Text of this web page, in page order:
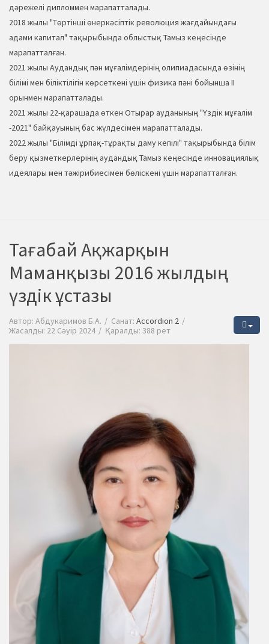
дәрежелі дипломмен марапатталады.
2018 жылы "Төртінші өнеркәсіптік революция жағдайындағы
адами капитал" тақырыбында облыстық Тамыз кеңесінде
марапатталған.
2021 жылы Аудандық пән мұғалімдерінің олипиадасында өзінің
білімі мен біліктілігін көрсеткені үшін физика пәні бойынша ІІ
орынмен марапатталады.
2021 жылы 22-қарашада өткен Отырар ауданының "Үздік мұғалім
-2021" байқауының бас жүлдесімен марапатталады.
2022 жылы "Білімді ұрпақ-тұрақты даму кепілі" тақырыбында білім
беру қызметкерлерінің аудандық Тамыз кеңесінде инновациялық
идеялары мен тәжірибиесімен бөліскені үшін марапатталған.
Тағабай Ақжарқын
Маманқызы 2016 жылдың
үздік ұстазы
Автор: Абдукаримов Б.А. Санат: Accordion 2
Жасалды: 22 Сәуір 2024
Қаралды: 388 рет